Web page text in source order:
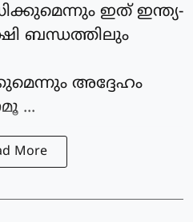
ഇത് ഇന്ത്യ-
ബന്ധത്തിലും
അദ്ദേഹം
...
More